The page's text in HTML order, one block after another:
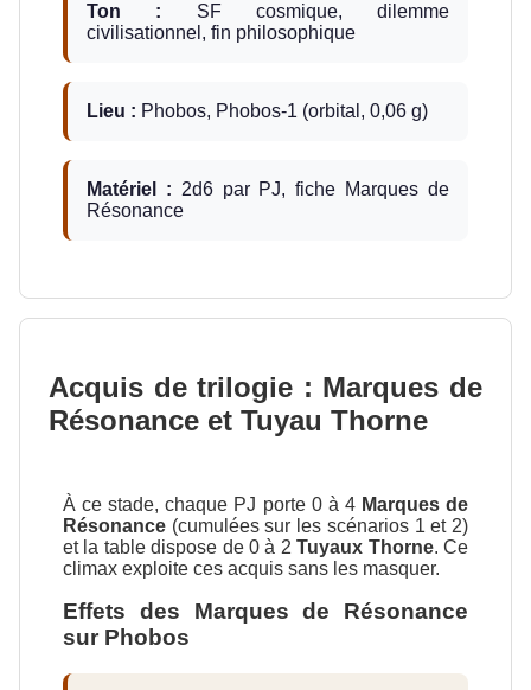
Ton : SF cosmique, dilemme
civilisationnel, fin philosophique
Lieu : Phobos, Phobos-1 (orbital, 0,06 g)
Matériel : 2d6 par PJ, fiche Marques de
Résonance
Acquis de trilogie : Marques de
Résonance et Tuyau Thorne
À ce stade, chaque PJ porte 0 à 4 Marques de
Résonance (cumulées sur les scénarios 1 et 2)
et la table dispose de 0 à 2Tuyaux Thorne. Ce
climax exploite ces acquis sans les masquer.
Effets des Marques de Résonance
sur Phobos